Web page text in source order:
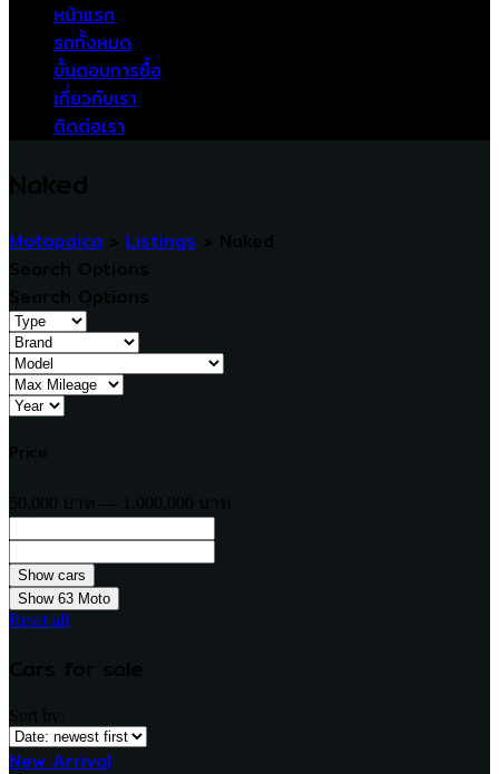
หน้าแรก
รถทั้งหมด
ขั้นตอนการซื้อ
เกี่ยวกับเรา
ติดต่อเรา
Motopaica Listings
Show 63 Moto
Reset all
New Arrival